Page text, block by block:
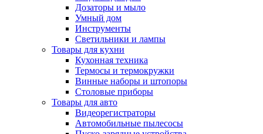
Дозаторы и мыло
Умный дом
Инструменты
Светильники и лампы
Товары для кухни
Кухонная техника
Термосы и термокружки
Винные наборы и штопоры
Столовые приборы
Товары для авто
Видеорегистраторы
Автомобильные пылесосы